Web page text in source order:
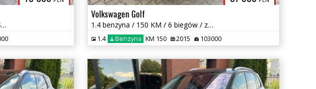
2.0 diesel / 184 KM / automat / VRS / 4x4 / zadbany / zamiana
Volkswagen Golf
1.4 benzyna / 150 KM / 6 biegów / zarejestrowany w PL / zamiana
1.4 Benzyna KM 150 2015 103000